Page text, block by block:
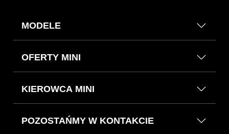
MODELE
OFERTY MINI
KIEROWCA MINI
POZOSTAŃMY W KONTAKCIE